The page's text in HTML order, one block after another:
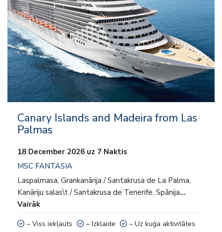
– Izklaide
– Uz kuģa aktivitātes
– Klubi bērniem un pusaudžiem
Canary Islands and Madeira from Las
Palmas
18 December 2026 uz 7 Naktis
MSC FANTASIA
Laspalmasa, Grankanārija / Santakrusa de La Palma,
Kanāriju salas\t / Santakrusa de Tenerife, Spānija…
Vairāk
– Viss iekļauts – Izklaide
– Uz kuģa aktivitātes